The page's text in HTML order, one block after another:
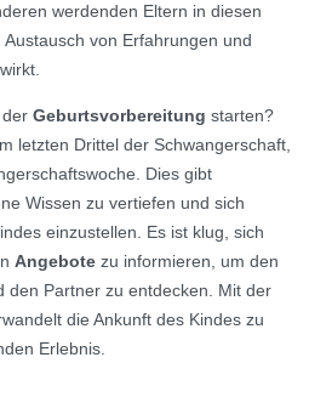
werdenden Eltern in diesen
von Erfahrungen und
Geburtsvorbereitung starten?
letzten Drittel der Schwangerschaft,
Dies gibt
Wissen zu vertiefen und sich
einzustellen. Es ist klug, sich
Angebote zu informieren, um den
den Partner zu entdecken. Mit der
die Ankunft des Kindes zu
Erlebnis.